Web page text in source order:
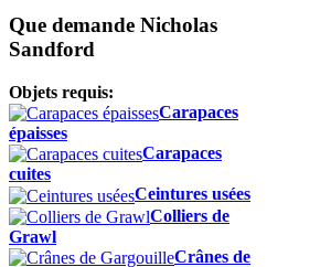
Que demande Nicholas
Sandford
Objets requis:
Carapaces
épaisses
Carapaces
cuites
Ceintures usées
Colliers de
Grawl
Crânes de